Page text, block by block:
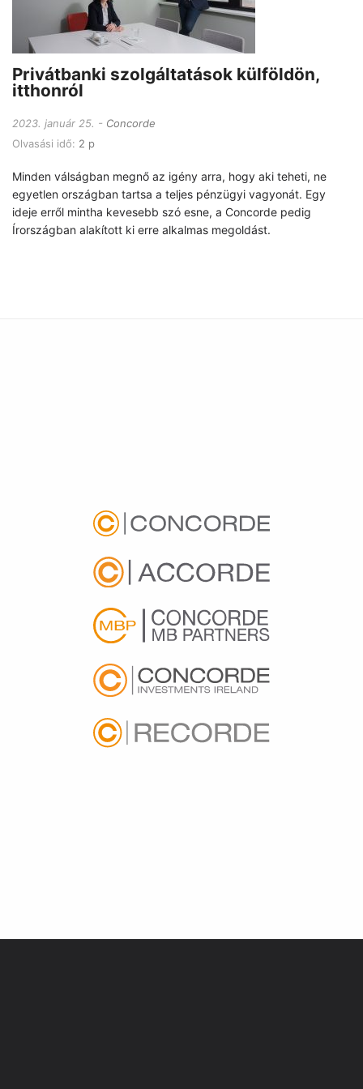
Privátbanki szolgáltatások külföldön,
itthonról
2023. január 25.
Concorde
Olvasási idő: 2 p
Minden válságban megnő az igény arra, hogy aki teheti, ne
egyetlen országban tartsa a teljes pénzügyi vagyonát. Egy
ideje erről mintha kevesebb szó esne, a Concorde pedig
Írországban alakított ki erre alkalmas megoldást.